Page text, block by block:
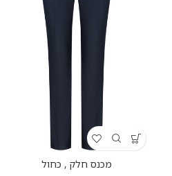
מכנס חלק , כחול